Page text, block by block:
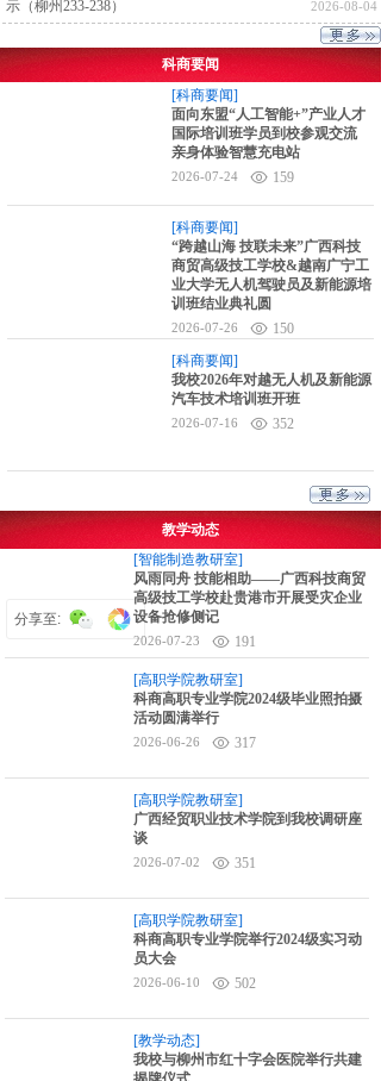
示（柳州233-238）
2026-08-04
科商要闻
[科商要闻]
面向东盟“人工智能+”产业人才
国际培训班学员到校参观交流
亲身体验智慧充电站
2026-07-24 159
[科商要闻]
“跨越山海 技联未来”广西科技
商贸高级技工学校&越南广宁工
业大学无人机驾驶员及新能源培
训班结业典礼圆
2026-07-26
150
[科商要闻]
我校2026年对越无人机及新能源
汽车技术培训班开班
2026-07-16 352
教学动态
[智能制造教研室]
风雨同舟 技能相助——广西科技商贸
高级技工学校赴贵港市开展受灾企业
设备抢修侧记
2026-07-23 191
[高职学院教研室]
科商高职专业学院2024级毕业照拍摄
活动圆满举行
2026-06-26 317
[高职学院教研室]
广西经贸职业技术学院到我校调研座
谈
2026-07-02 351
[高职学院教研室]
科商高职专业学院举行2024级实习动
员大会
2026-06-10 502
[教学动态]
我校与柳州市红十字会医院举行共建
6对1升学指导
分享至: